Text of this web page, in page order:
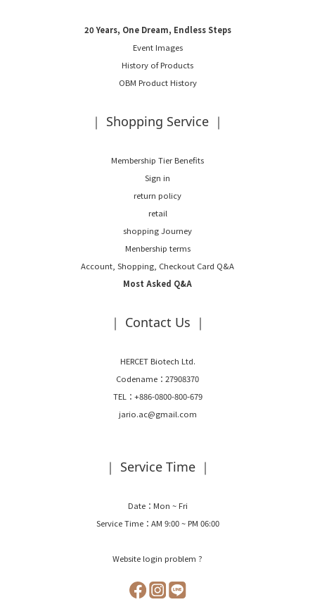
20 Years, One Dream, Endless Steps
Event Images
History of Products
OBM Product History
｜ Shopping Service ｜
Membership Tier Benefits
Sign in
return policy
retail
shopping Journey
Menbership terms
Account, Shopping, Checkout Card Q&A
Most Asked Q&A
｜ Contact Us ｜
HERCET Biotech Ltd.
Codename：27908370
TEL：+886-0800-800-679
jario.ac@gmail.com
｜ Service Time ｜
Date：Mon ~ Fri
Service Time：AM 9:00 ~ PM 06:00
Website login problem ?